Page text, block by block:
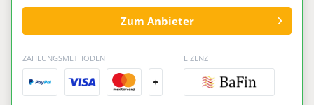
Zum Anbieter
ZAHLUNGSMETHODEN
+
LIZENZ